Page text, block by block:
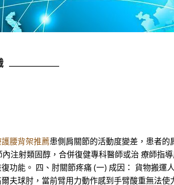
腰背架推薦患側肩關節的活動度變差，患者的
注射類固醇，合併復健專科醫師或治 療師指
功能。 四、肘關節疼痛 (一) 成因： 貨物搬運
夫球肘，當前臂用力動作感到手臂酸重無法使